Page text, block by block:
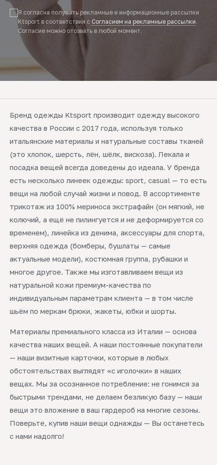
Я согласна получать рекламные и информационные рассылки
Ktsport в соответствии с Согласием на рекламные рассылки.
Согласие можно отозвать в любой момент.
Бренд одежды Ktsport производит одежду высокого
качества в России с 2017 года, используя только
итальянские материалы и натуральные составы тканей
(это хлопок, шерсть, лён, шёлк, вискоза). Лекала и
посадка вещей всегда доведены до идеала. У бренда
есть несколько линеек одежды: sport, casual — то есть
вещи на любой случай жизни и повод. В ассортименте
трикотаж из 100% мериноса экстрафайн (он мягкий, не
колючий, а ещё не пилингуется и не деформируется со
временем), линейка из денима, аксессуары для спорта,
верхняя одежда (бомберы, бушлаты — самые
актуальные модели), костюмная группа, рубашки и
многое другое. Также мы изготавливаем вещи из
натуральной кожи премиум-качества по
индивидуальным параметрам клиента — в том числе
шьём по меркам брюки, жакеты, юбки и шорты.
Материалы премиального класса из Италии — основа
качества наших вещей. А наши постоянные покупатели
— наши визитные карточки, которые в любых
обстоятельствах выглядят «с иголочки» в наших
вещах. Мы за осознанное потребление: не гонимся за
быстрыми трендами, не делаем безликую базу — наши
вещи это вложение в ваш гардероб на многие сезоны.
Поверьте, купив наши вещи однажды — Вы останетесь
с нами надолго!